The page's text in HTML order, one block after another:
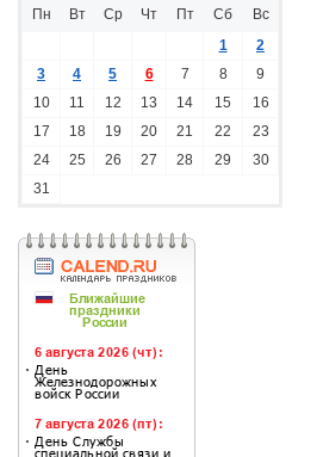
Пн Вт Ср Чт Пт Сб
Вс
1
2
3
4 5 6 7 8
9
10
11 12 13 14 15
16
17
18 19 20 21 22
23
24
25 26 27 28 29
30
31